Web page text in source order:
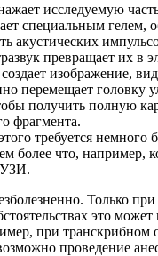
исследуемую
специальным гелем,
акустических
превращает их в
изображение,
перемещает головку
получить полную
фрагмента.
требуется немного
более что, например,
УЗИ.
Только
это
при транскрибном
проведение